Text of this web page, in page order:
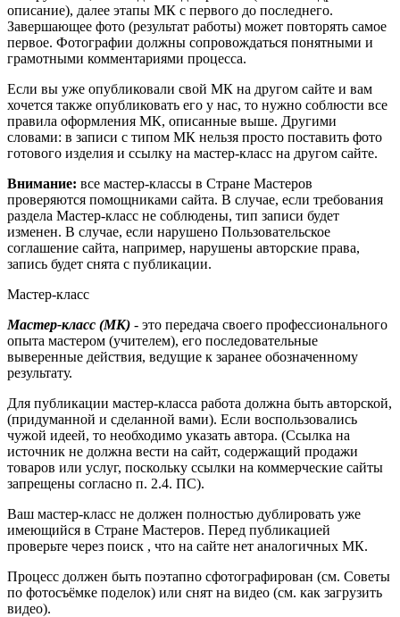
описание), далее этапы МК с первого до последнего.
Завершающее фото (результат работы) может повторять самое
первое. Фотографии должны сопровождаться понятными и
грамотными комментариями процесса.
Если вы уже опубликовали свой МК на другом сайте и вам
хочется также опубликовать его у нас, то нужно соблюсти все
правила оформления МК, описанные выше. Другими
словами: в записи с типом МК нельзя просто поставить фото
готового изделия и ссылку на мастер-класс на другом сайте.
Внимание: все мастер-классы в Стране Мастеров
проверяются помощниками сайта. В случае, если требования
раздела Мастер-класс не соблюдены, тип записи будет
изменен. В случае, если нарушено Пользовательское
соглашение сайта, например, нарушены авторские права,
запись будет снята с публикации.
Мастер-класс
Мастер-класс (МК) - это передача своего профессионального
опыта мастером (учителем), его последовательные
выверенные действия, ведущие к заранее обозначенному
результату.
Для публикации мастер-класса работа должна быть авторской,
(придуманной и сделанной вами). Если воспользовались
чужой идеей, то необходимо указать автора. (Ссылка на
источник не должна вести на сайт, содержащий продажи
товаров или услуг, поскольку ссылки на коммерческие сайты
запрещены согласно п. 2.4. ПС).
Ваш мастер-класс не должен полностью дублировать уже
имеющийся в Стране Мастеров. Перед публикацией
проверьте через поиск , что на сайте нет аналогичных МК.
Процесс должен быть поэтапно сфотографирован (см. Советы
по фотосъёмке поделок) или снят на видео (см. как загрузить
видео).